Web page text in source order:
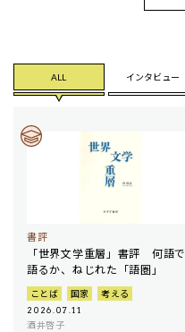
ALL インタビュー
書評
「世界文学重層」書評 何語で
語るか、ねじれた「語圏」
ことば 国家 考える
2026.07.11
酒井啓子